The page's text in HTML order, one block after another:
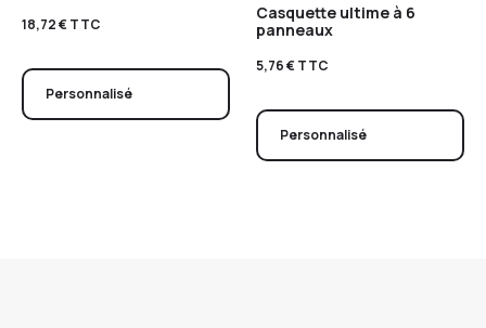
18,72€TTC
Personnalisé
Casquette ultime à 6
panneaux
5,76€TTC
Personnalisé